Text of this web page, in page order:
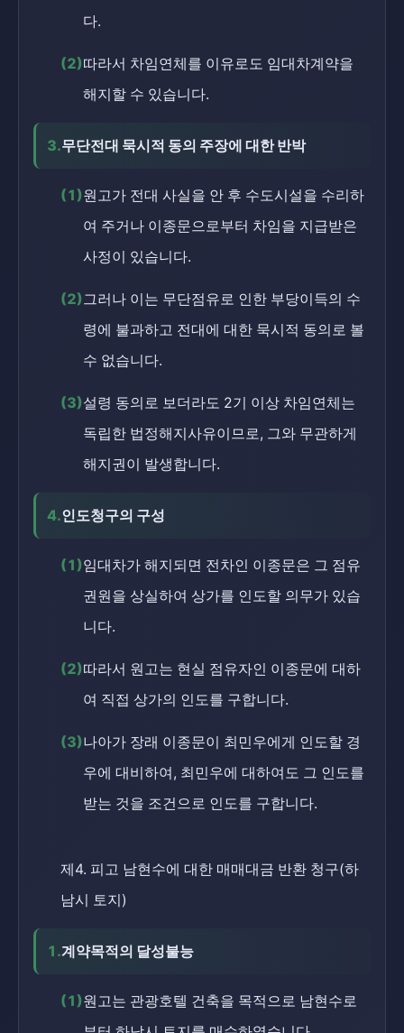
다.
(2)따라서 차임연체를 이유로도 임대차계약을
해지할 수 있습니다.
3.무단전대 묵시적 동의 주장에 대한 반박
(1)원고가 전대 사실을 안 후 수도시설을 수리하
여 주거나 이종문으로부터 차임을 지급받은
사정이 있습니다.
(2)그러나 이는 무단점유로 인한 부당이득의 수
령에 불과하고 전대에 대한 묵시적 동의로 볼
수 없습니다.
(3)설령 동의로 보더라도 2기 이상 차임연체는
독립한 법정해지사유이므로, 그와 무관하게
해지권이 발생합니다.
4.인도청구의 구성
(1)임대차가 해지되면 전차인 이종문은 그 점유
권원을 상실하여 상가를 인도할 의무가 있습
니다.
(2)따라서 원고는 현실 점유자인 이종문에 대하
여 직접 상가의 인도를 구합니다.
(3)나아가 장래 이종문이 최민우에게 인도할 경
우에 대비하여, 최민우에 대하여도 그 인도를
받는 것을 조건으로 인도를 구합니다.
제4. 피고 남현수에 대한 매매대금 반환 청구(하
남시 토지)
1.계약목적의 달성불능
(1)원고는 관광호텔 건축을 목적으로 남현수로